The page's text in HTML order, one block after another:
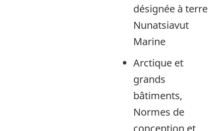
désignée à terre
Nunatsiavut
Marine
Arctique et
grands
bâtiments,
Normes de